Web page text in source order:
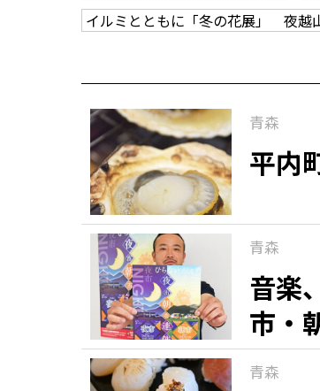
イルミとともに「冬の花展」 夜越
青森
平内
青森
音楽
市・
青森